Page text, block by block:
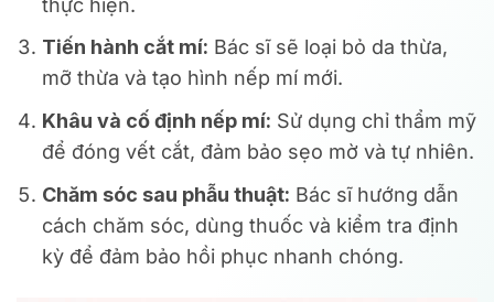
Tiến hành cắt mí: Bác sĩ sẽ loại bỏ da thừa,
mỡ thừa và tạo hình nếp mí mới.
Khâu và cố định nếp mí: Sử dụng chỉ thẩm mỹ
để đóng vết cắt, đảm bảo sẹo mờ và tự nhiên.
Chăm sóc sau phẫu thuật: Bác sĩ hướng dẫn
cách chăm sóc, dùng thuốc và kiểm tra định
kỳ để đảm bảo hồi phục nhanh chóng.